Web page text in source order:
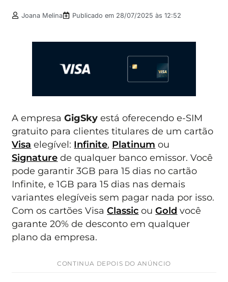
Joana Melina Publicado em 28/07/2025 às 12:52
A empresaGigSky está oferecendo e-SIM
gratuito para clientes titulares de um cartão
Visa elegível: Infinite, Platinum ou
Signature de qualquer banco emissor. Você
pode garantir 3GB para 15 dias no cartão
Infinite, e 1GB para 15 dias nas demais
variantes elegíveis sem pagar nada por isso.
Com os cartões VisaClassic ouGold você
garante 20% de desconto em qualquer
plano da empresa.
CONTINUA DEPOIS DO ANÚNCIO